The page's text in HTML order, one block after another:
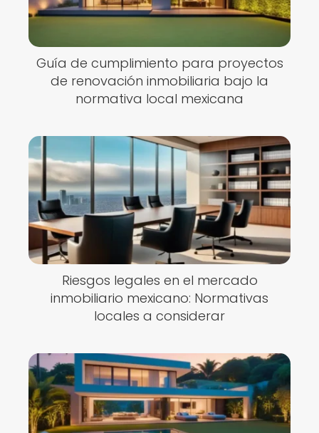
Guía de cumplimiento para proyectos
de renovación inmobiliaria bajo la
normativa local mexicana
Riesgos legales en el mercado
inmobiliario mexicano: Normativas
locales a considerar